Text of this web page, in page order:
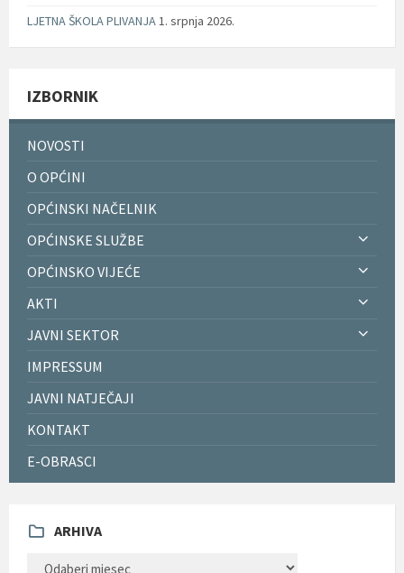
LJETNA ŠKOLA PLIVANJA1. srpnja 2026.
IZBORNIK
NOVOSTI
O OPĆINI
OPĆINSKI NAČELNIK
OPĆINSKE SLUŽBE
OPĆINSKO VIJEĆE
AKTI
JAVNI SEKTOR
IMPRESSUM
JAVNI NATJEČAJI
KONTAKT
E-OBRASCI
ARHIVA